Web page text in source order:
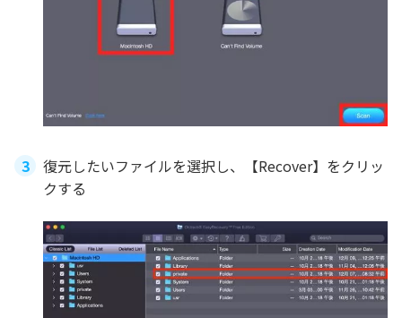
復元したいファイルを選択し、【Recover】をクリッ
クする